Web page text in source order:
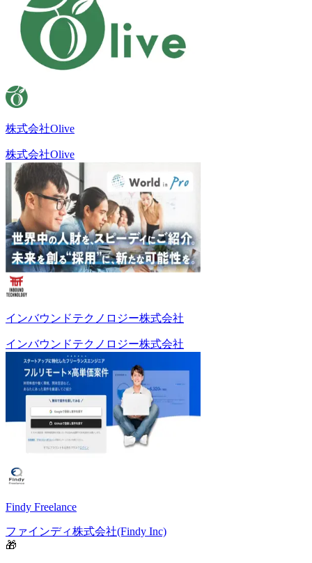
株式会社Olive
株式会社Olive
インバウンドテクノロジー株式会社
インバウンドテクノロジー株式会社
Findy Freelance
ファインディ株式会社(Findy Inc)
🎁